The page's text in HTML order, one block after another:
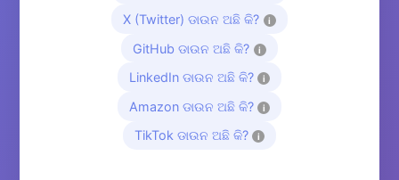
X (Twitter) ଡାଉନ ଅଛି କି? i
GitHub ଡାଉନ ଅଛି କି? i
LinkedIn ଡାଉନ ଅଛି କି? i
Amazon ଡାଉନ ଅଛି କି? i
TikTok ଡାଉନ ଅଛି କି? i